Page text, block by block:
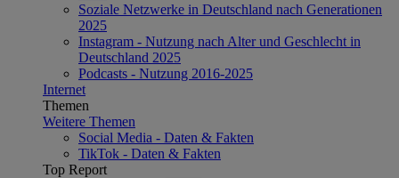
Soziale Netzwerke in Deutschland nach Generationen
2025
Instagram - Nutzung nach Alter und Geschlecht in
Deutschland 2025
Podcasts - Nutzung 2016-2025
Internet
Themen
Weitere Themen
Social Media - Daten & Fakten
TikTok - Daten & Fakten
Top Report